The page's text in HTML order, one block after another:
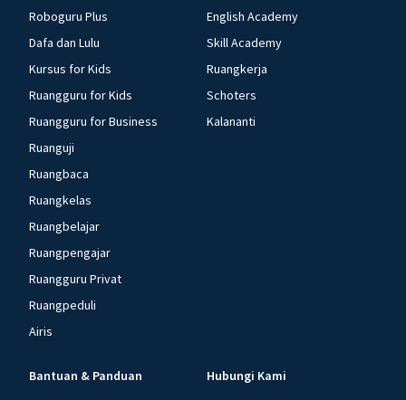
Roboguru Plus
Dafa dan Lulu
Kursus for Kids
Ruangguru for Kids
Ruangguru for Business
Ruanguji
Ruangbaca
Ruangkelas
Ruangbelajar
Ruangpengajar
Ruangguru Privat
Ruangpeduli
Airis
English Academy
Skill Academy
Ruangkerja
Schoters
Kalananti
Bantuan & Panduan Hubungi Kami